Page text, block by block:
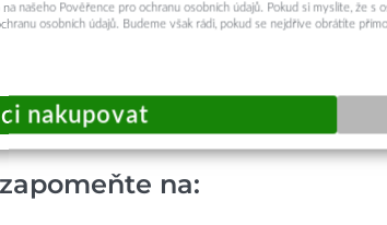
na:
našeho Pověřence pro ochranu osobních údajů. Pokud si myslíte, že s
osobních údajů. Budeme však rádi, pokud se nejdříve obrátíte